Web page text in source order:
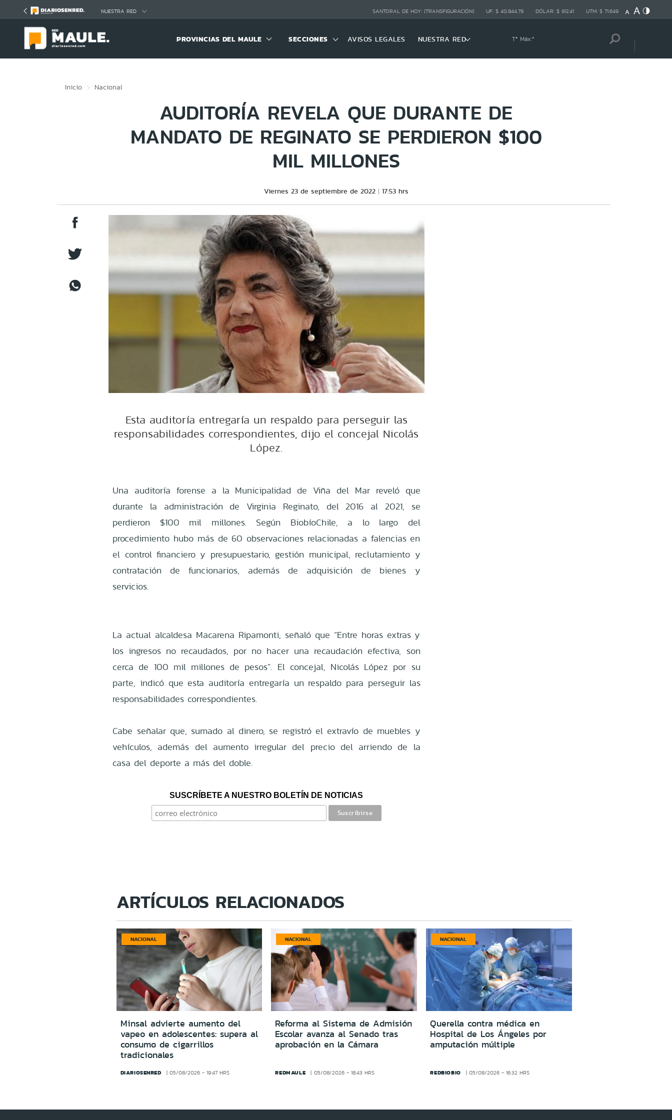
NUESTRA RED SANTORAL DE HOY: (TRANSFIGURACIÓN) UF: $ 40.844,79 DÓLAR: $ 912,41 UTM: $ 71.649
PROVINCIAS DEL MAULE SECCIONES AVISOS LEGALES NUESTRA RED Tª Máx:º
Inicio Nacional
AUDITORÍA REVELA QUE DURANTE DE
MANDATO DE REGINATO SE PERDIERON $100
MIL MILLONES
Viernes 23 de septiembre de 2022 17:53 hrs
Esta auditoría entregaría un respaldo para perseguir las
responsabilidades correspondientes, dijo el concejal Nicolás
López.
Una auditoría forense a la Municipalidad de Viña del Mar reveló que
durante la administración de Virginia Reginato, del 2016 al 2021, se
perdieron $100 mil millones. Según BiobíoChile, a lo largo del
procedimiento hubo más de 60 observaciones relacionadas a falencias en
el control financiero y presupuestario, gestión municipal, reclutamiento y
contratación de funcionarios, además de adquisición de bienes y
servicios.
La actual alcaldesa Macarena Ripamonti, señaló que “Entre horas extras y
los ingresos no recaudados, por no hacer una recaudación efectiva, son
cerca de 100 mil millones de pesos”. El concejal, Nicolás López por su
parte, indicó que esta auditoría entregaría un respaldo para perseguir las
responsabilidades correspondientes.
Cabe señalar que, sumado al dinero, se registró el extravío de muebles y
vehículos, además del aumento irregular del precio del arriendo de la
casa del deporte a más del doble.
SUSCRÍBETE A NUESTRO BOLETÍN DE NOTICIAS
ARTÍCULOS RELACIONADOS
NACIONAL
Minsal advierte aumento del
vapeo en adolescentes: supera al
consumo de cigarrillos
tradicionales
DIARIOSENRED 05/08/2026 - 19:47 HRS
NACIONAL
Reforma al Sistema de Admisión
Escolar avanza al Senado tras
aprobación en la Cámara
REDMAULE 05/08/2026 - 18:43 HRS
NACIONAL
Querella contra médica en
Hospital de Los Ángeles por
amputación múltiple
REDBIOBIO 05/08/2026 - 16:32 HRS